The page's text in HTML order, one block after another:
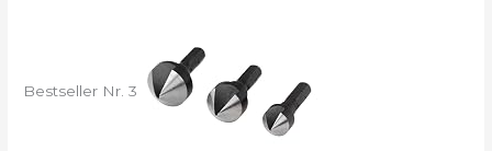
Bestseller Nr. 3